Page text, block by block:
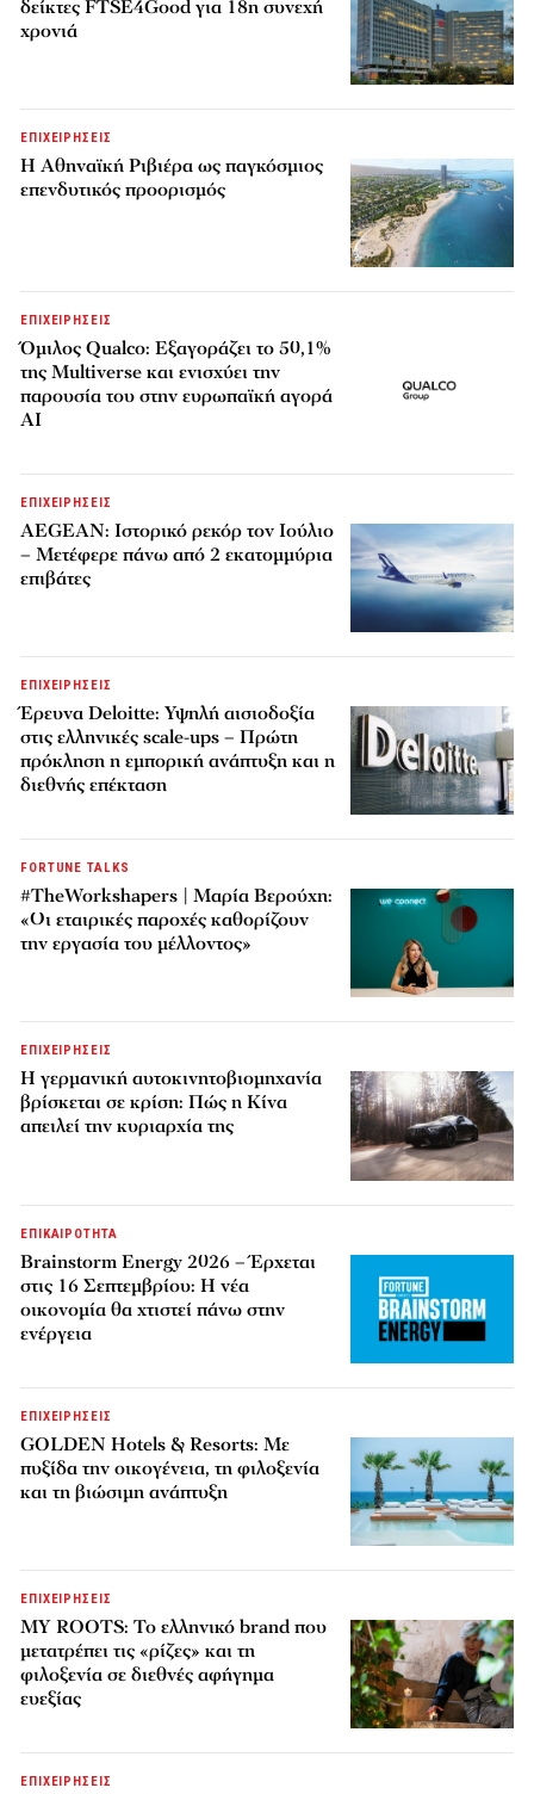
δείκτες FTSE4Good για 18η συνεχή
χρονιά
ΕΠΙΧΕΙΡΗΣΕΙΣ
Η Αθηναϊκή Ριβιέρα ως παγκόσμιος
επενδυτικός προορισμός
ΕΠΙΧΕΙΡΗΣΕΙΣ
Όμιλος Qualco: Εξαγοράζει το 50,1%
της Multiverse και ενισχύει την
παρουσία του στην ευρωπαϊκή αγορά
AI
ΕΠΙΧΕΙΡΗΣΕΙΣ
AEGEAN: Ιστορικό ρεκόρ τον Ιούλιο
– Μετέφερε πάνω από 2 εκατομμύρια
επιβάτες
ΕΠΙΧΕΙΡΗΣΕΙΣ
Έρευνα Deloitte: Υψηλή αισιοδοξία
στις ελληνικές scale-ups – Πρώτη
πρόκληση η εμπορική ανάπτυξη και η
διεθνής επέκταση
FORTUNE TALKS
#TheWorkshapers | Μαρία Βερούχη:
«Οι εταιρικές παροχές καθορίζουν
την εργασία του μέλλοντος»
ΕΠΙΧΕΙΡΗΣΕΙΣ
Η γερμανική αυτοκινητοβιομηχανία
βρίσκεται σε κρίση: Πώς η Κίνα
απειλεί την κυριαρχία της
ΕΠΙΚΑΙΡΟΤΗΤΑ
Brainstorm Energy 2026 – Έρχεται
στις 16 Σεπτεμβρίου: Η νέα
οικονομία θα χτιστεί πάνω στην
ενέργεια
ΕΠΙΧΕΙΡΗΣΕΙΣ
GOLDEN Hotels & Resorts: Με
πυξίδα την οικογένεια, τη φιλοξενία
και τη βιώσιμη ανάπτυξη
ΕΠΙΧΕΙΡΗΣΕΙΣ
MY ROOTS: Το ελληνικό brand που
μετατρέπει τις «ρίζες» και τη
φιλοξενία σε διεθνές αφήγημα
ευεξίας
ΕΠΙΧΕΙΡΗΣΕΙΣ